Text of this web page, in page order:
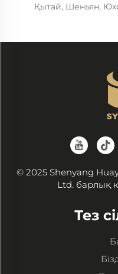
Қытай, Шеньян,
© 2025 Shenyang
Ltd. барлық
Тез